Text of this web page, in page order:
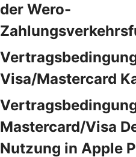
der Wero-
Visa/Mastercard
Mastercard/Visa
Nutzung in Apple